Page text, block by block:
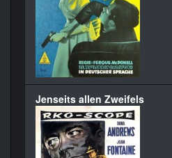
Jenseits allen Zweifels